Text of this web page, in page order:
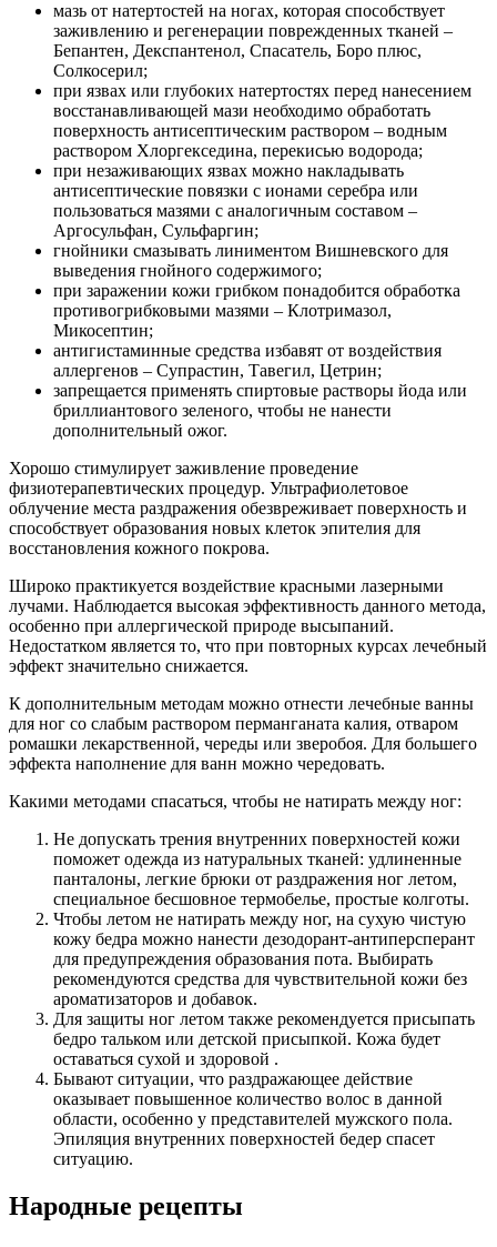
мазь от натертостей на ногах, которая способствует
заживлению и регенерации поврежденных тканей –
Бепантен, Декспантенол, Спасатель, Боро плюс,
Солкосерил;
при язвах или глубоких натертостях перед нанесением
восстанавливающей мази необходимо обработать
поверхность антисептическим раствором – водным
раствором Хлоргекседина, перекисью водорода;
при незаживающих язвах можно накладывать
антисептические повязки с ионами серебра или
пользоваться мазями с аналогичным составом –
Аргосульфан, Сульфаргин;
гнойники смазывать линиментом Вишневского для
выведения гнойного содержимого;
при заражении кожи грибком понадобится обработка
противогрибковыми мазями – Клотримазол,
Микосептин;
антигистаминные средства избавят от воздействия
аллергенов – Супрастин, Тавегил, Цетрин;
запрещается применять спиртовые растворы йода или
бриллиантового зеленого, чтобы не нанести
дополнительный ожог.
Хорошо стимулирует заживление проведение
физиотерапевтических процедур. Ультрафиолетовое
облучение места раздражения обезвреживает поверхность и
способствует образования новых клеток эпителия для
восстановления кожного покрова.
Широко практикуется воздействие красными лазерными
лучами. Наблюдается высокая эффективность данного метода,
особенно при аллергической природе высыпаний.
Недостатком является то, что при повторных курсах лечебный
эффект значительно снижается.
К дополнительным методам можно отнести лечебные ванны
для ног со слабым раствором перманганата калия, отваром
ромашки лекарственной, череды или зверобоя. Для большего
эффекта наполнение для ванн можно чередовать.
Какими методами спасаться, чтобы не натирать между ног:
Не допускать трения внутренних поверхностей кожи
поможет одежда из натуральных тканей: удлиненные
панталоны, легкие брюки от раздражения ног летом,
специальное бесшовное термобелье, простые колготы.
Чтобы летом не натирать между ног, на сухую чистую
кожу бедра можно нанести дезодорант-антиперсперант
для предупреждения образования пота. Выбирать
рекомендуются средства для чувствительной кожи без
ароматизаторов и добавок.
Для защиты ног летом также рекомендуется присыпать
бедро тальком или детской присыпкой. Кожа будет
оставаться сухой и здоровой .
Бывают ситуации, что раздражающее действие
оказывает повышенное количество волос в данной
области, особенно у представителей мужского пола.
Эпиляция внутренних поверхностей бедер спасет
ситуацию.
Народные рецепты